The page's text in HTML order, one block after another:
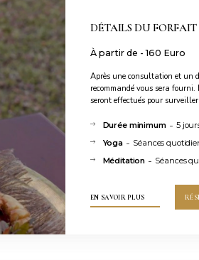
DÉTAILS DU FORFAIT
À partir de - 160 Euro
Après une consultation et un
recommandé vous sera
seront effectués pour surveiller
Durée minimum-5
Yoga- Séances
Méditation - Séances
EN SAVOIR PLUS